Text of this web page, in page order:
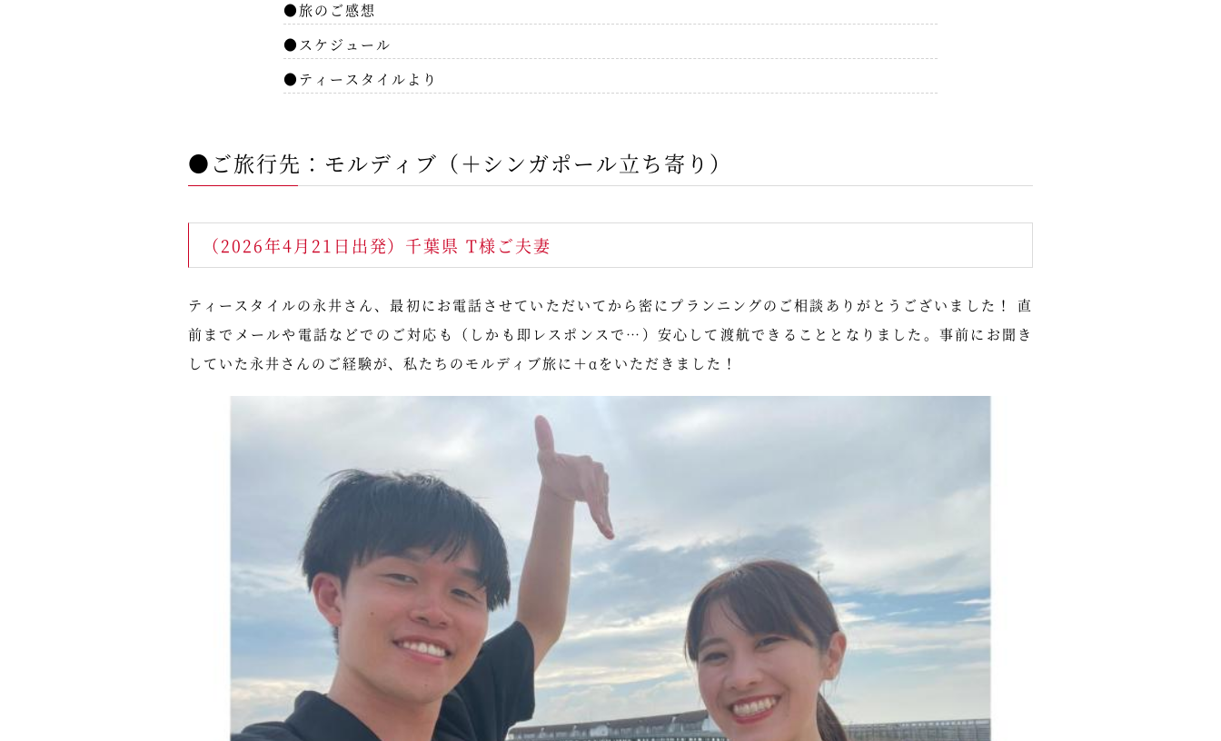
●旅のご感想
●スケジュール
●ティースタイルより
●ご旅行先：モルディブ（＋シンガポール立ち寄り）
（2026年4月21日出発）千葉県 T様ご夫妻
ティースタイルの永井さん、最初にお電話させていただいてから密にプランニングのご相談ありがとうございました！ 直
前までメールや電話などでのご対応も（しかも即レスポンスで…）安心して渡航できることとなりました。事前にお聞き
していた永井さんのご経験が、私たちのモルディブ旅に＋αをいただきました！